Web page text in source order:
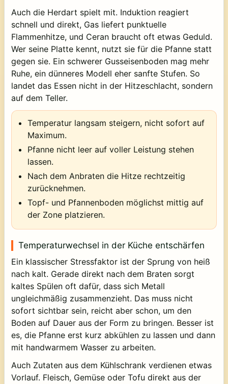
Auch die Herdart spielt mit. Induktion reagiert
schnell und direkt, Gas liefert punktuelle
Flammenhitze, und Ceran braucht oft etwas Geduld.
Wer seine Platte kennt, nutzt sie für die Pfanne statt
gegen sie. Ein schwerer Gusseisenboden mag mehr
Ruhe, ein dünneres Modell eher sanfte Stufen. So
landet das Essen nicht in der Hitzeschlacht, sondern
auf dem Teller.
Temperatur langsam steigern, nicht sofort auf
Maximum.
Pfanne nicht leer auf voller Leistung stehen
lassen.
Nach dem Anbraten die Hitze rechtzeitig
zurücknehmen.
Topf- und Pfannenboden möglichst mittig auf
der Zone platzieren.
Temperaturwechsel in der Küche entschärfen
Ein klassischer Stressfaktor ist der Sprung von heiß
nach kalt. Gerade direkt nach dem Braten sorgt
kaltes Spülen oft dafür, dass sich Metall
ungleichmäßig zusammenzieht. Das muss nicht
sofort sichtbar sein, reicht aber schon, um den
Boden auf Dauer aus der Form zu bringen. Besser ist
es, die Pfanne erst kurz abkühlen zu lassen und dann
mit handwarmem Wasser zu arbeiten.
Auch Zutaten aus dem Kühlschrank verdienen etwas
Vorlauf. Fleisch, Gemüse oder Tofu direkt aus der